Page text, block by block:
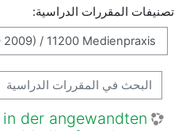
تصنيفات المقررات الدراسية:
البحث في المقررات الدراسية
der angewandten